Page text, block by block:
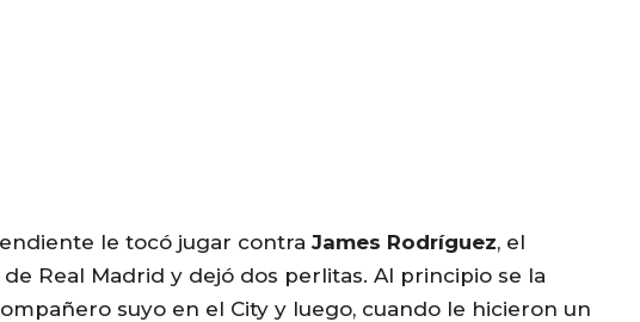
le tocó jugar contra James Rodríguez, el
Real Madrid y dejó dos perlitas. Al principio se la
suyo en el City y luego, cuando le hicieron un